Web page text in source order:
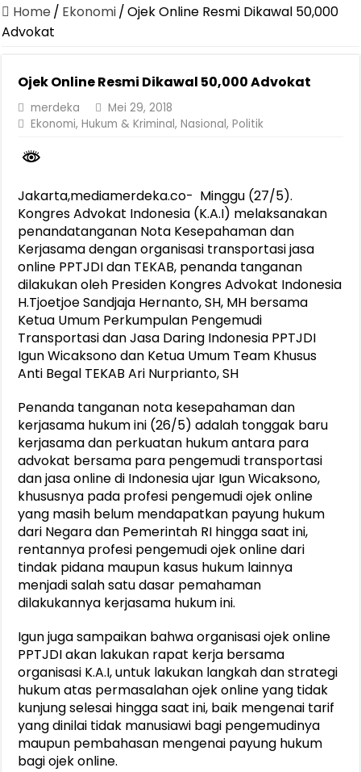
Canangkan Desa TAPIS dan Luncurkan Sekolah Lansia di
Pemprov Lampung Perkuat Pembangunan Rumah Layak Huni
Dirut Jasa Raharja Dampingi Wamenhub Tinjau Penanganan
Dirut Jasa Raharja Dampingi Wamenhub Tinjau Penanganan
Jasa Raharja Jamin Seluruh Korban Kebakaran KM Mutiara
Gubernur Mirza Ajak IAI Darul Fattah Cetak SDM Adaptif
Home / Ekonomi/Ojek Online Resmi Dikawal 50,000
Advokat
Ojek Online Resmi Dikawal 50,000 Advokat
merdeka
Mei 29, 2018
Ekonomi,Hukum & Kriminal,Nasional,Politik
Jakarta,mediamerdeka.co- Minggu (27/5).
Kongres Advokat Indonesia (K.A.I) melaksanakan
penandatanganan Nota Kesepahaman dan
Kerjasama dengan organisasi transportasi jasa
online PPTJDI dan TEKAB, penanda tanganan
dilakukan oleh Presiden Kongres Advokat Indonesia
H.Tjoetjoe Sandjaja Hernanto, SH, MH bersama
Ketua Umum Perkumpulan Pengemudi
Transportasi dan Jasa Daring Indonesia PPTJDI
Igun Wicaksono dan Ketua Umum Team Khusus
Anti Begal TEKAB Ari Nurprianto, SH
Penanda tanganan nota kesepahaman dan
kerjasama hukum ini (26/5) adalah tonggak baru
kerjasama dan perkuatan hukum antara para
advokat bersama para pengemudi transportasi
dan jasa online di Indonesia ujar Igun Wicaksono,
khususnya pada profesi pengemudi ojek online
yang masih belum mendapatkan payung hukum
dari Negara dan Pemerintah RI hingga saat ini,
rentannya profesi pengemudi ojek online dari
tindak pidana maupun kasus hukum lainnya
menjadi salah satu dasar pemahaman
dilakukannya kerjasama hukum ini.
Igun juga sampaikan bahwa organisasi ojek online
PPTJDI akan lakukan rapat kerja bersama
organisasi K.A.I, untuk lakukan langkah dan strategi
hukum atas permasalahan ojek online yang tidak
kunjung selesai hingga saat ini, baik mengenai tarif
yang dinilai tidak manusiawi bagi pengemudinya
maupun pembahasan mengenai payung hukum
bagi ojek online.